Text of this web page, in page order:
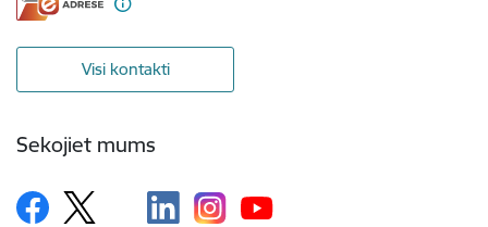
Visi kontakti
Sekojiet mums